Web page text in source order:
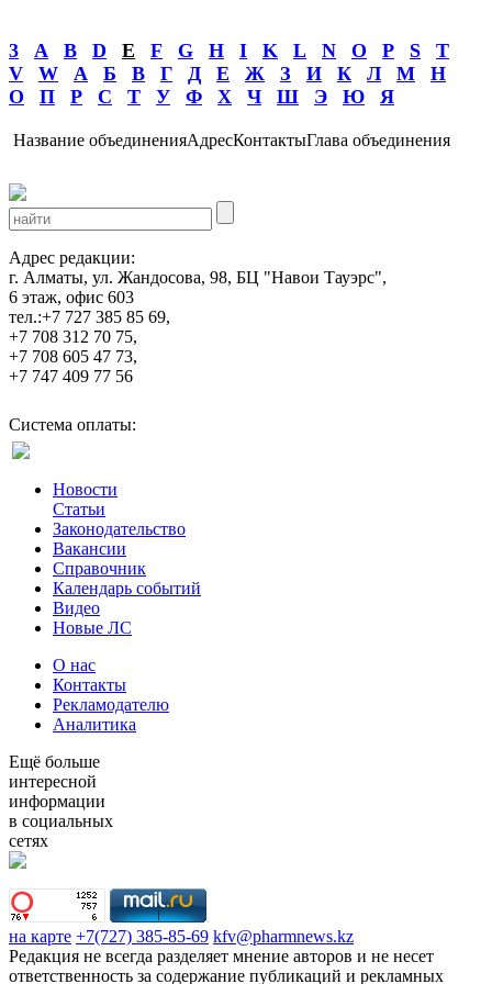
3 A B D E F G H I K L N O P S
T
V
W А Б В Г Д Е Ж З И К Л М
Н
О
П Р С Т У Ф Х Ч Ш Э Ю Я
Название объединенияАдресКонтактыГлава объединения
Адрес редакции:
г. Алматы, ул. Жандосова, 98, БЦ "Навои Тауэрс",
6 этаж, офис 603
тел.:+7 727 385 85 69,
+7 708 312 70 75,
+7 708 605 47 73,
+7 747 409 77 56
Система оплаты:
Новости
Статьи
Законодательство
Вакансии
Справочник
Календарь событий
Видео
Новые ЛС
О нас
Контакты
Рекламодателю
Аналитика
Ещё больше
интересной
информации
в социальных
сетях
на карте +7(727) 385-85-69 kfv@pharmnews.kz
Редакция не всегда разделяет мнение авторов и не несет
ответственность за содержание публикаций и рекламных